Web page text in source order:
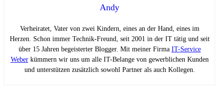
Andy
Verheiratet, Vater von zwei Kindern, eines an der Hand, eines im
Herzen. Schon immer Technik-Freund, seit 2001 in der IT tätig und seit
über 15 Jahren begeisterter Blogger. Mit meiner Firma IT-Service
Weberkümmern wir uns um alle IT-Belange von gewerblichen Kunden
und unterstützen zusätzlich sowohl Partner als auch Kollegen.